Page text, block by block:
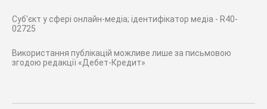
Суб'єкт у сфері онлайн-медіа; ідентифікатор медіа - R40-
02725
Використання публікацій можливе лише за письмовою
згодою редакції «Дебет-Кредит»